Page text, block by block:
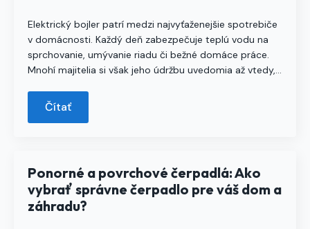
Elektrický bojler patrí medzi najvyťaženejšie spotrebiče
v domácnosti. Každý deň zabezpečuje teplú vodu na
sprchovanie, umývanie riadu či bežné domáce práce.
Mnohí majitelia si však jeho údržbu uvedomia až vtedy,…
Čítať
Ponorné a povrchové čerpadlá: Ako
vybrať správne čerpadlo pre váš dom a
záhradu?